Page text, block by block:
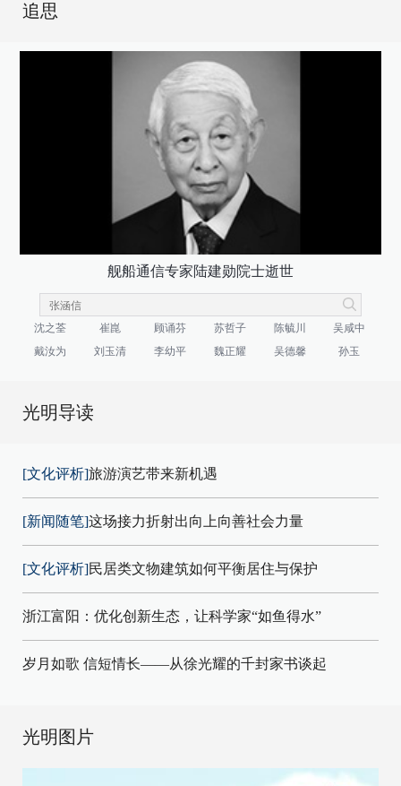
追思
舰船通信专家陆建勋院士逝世
沈之荃 崔崑 顾诵芬 苏哲子 陈毓川
吴咸中
戴汝为
刘玉清 李幼平 魏正耀 吴德馨 孙玉
光明导读
[文化评析]旅游演艺带来新机遇
[新闻随笔]这场接力折射出向上向善社会力量
[文化评析]民居类文物建筑如何平衡居住与保护
浙江富阳：优化创新生态，让科学家“如鱼得水”
岁月如歌 信短情长——从徐光耀的千封家书谈起
光明图片